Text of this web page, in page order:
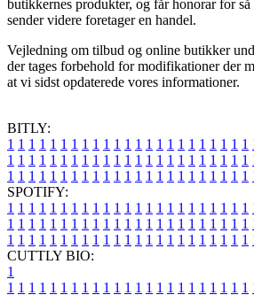
butikkernes produkter, og får honorar for
sender videre foretager en handel.
Vejledning om tilbud og online butikker
der tages forbehold for modifikationer der
at vi sidst opdaterede vores informationer.
BITLY:
1 1 1 1 1 1 1 1 1 1 1 1 1 1 1 1 1 1 1 1 1 1 1
1 1 1 1 1 1 1 1 1 1 1 1 1 1 1 1 1 1 1 1 1 1 1
1 1 1 1 1 1 1 1 1 1 1 1 1 1 1 1 1 1 1 1 1 1 1
SPOTIFY:
1 1 1 1 1 1 1 1 1 1 1 1 1 1 1 1 1 1 1 1 1 1 1
1 1 1 1 1 1 1 1 1 1 1 1 1 1 1 1 1 1 1 1 1 1 1
1 1 1 1 1 1 1 1 1 1 1 1 1 1 1 1 1 1 1 1 1 1 1
CUTTLY BIO:
1
1 1 1 1 1 1 1 1 1 1 1 1 1 1 1 1 1 1 1 1 1 1 1